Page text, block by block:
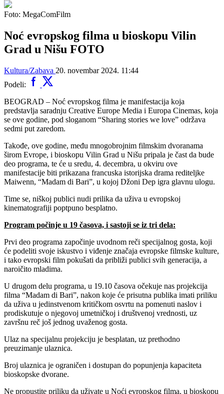
Foto: MegaComFilm
Noć evropskog filma u bioskopu Vilin
Grad u Nišu FOTO
Kultura/Zabava 20. novembar 2024. 11:44
Podeli:
BEOGRAD – Noć evropskog filma je manifestacija koja
predstavlja saradnju Creative Europe Media i Europa Cinemas, koja
se ove godine, pod sloganom “Sharing stories we love” održava
sedmi put zaredom.
Takođe, ove godine, među mnogobrojnim filmskim dvoranama
širom Evrope, i bioskopu Vilin Grad u Nišu pripala je čast da bude
deo programa, te će u sredu, 4. decembra, u okviru ove
manifestacije biti prikazana francuska istorijska drama rediteljke
Maiwenn, “Madam di Bari”, u kojoj Džoni Dep igra glavnu ulogu.
Time se, niškoj publici nudi prilika da uživa u evropskoj
kinematografiji poptpuno besplatno.
Program počinje u 19 časova, i sastoji se iz tri dela:
Prvi deo programa započinje uvodnom reči specijalnog gosta, koji
će podeliti svoje iskustvo i viđenje značaja evropske filmske kulture,
i tako evropski film pokušati da približi publici svih generacija, a
naroičito mladima.
U drugom delu programa, u 19.10 časova očekuje nas projekcija
filma “Madam di Bari”, nakon koje će prisutna publika imati priliku
da uživa u jedinstvenom kritičkom osvrtu na pomenuti naslov i
prodiskutuje o njegovoj umetničkoj i društvenoj vrednosti, uz
završnu reč još jednog uvaženog gosta.
Ulaz na specijalnu projekciju je besplatan, uz prethodno
preuzimanje ulaznica.
Broj ulaznica je ograničen i dostupan do popunjenja kapaciteta
bioskopske dvorane.
Ne propustite priliku da uživate u Noći evropskog filma, u bioskopu